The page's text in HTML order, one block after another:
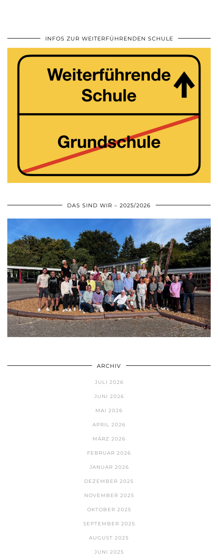
INFOS ZUR WEITERFÜHRENDEN SCHULE
DAS SIND WIR – 2025/2026
ARCHIV
JULI 2026
JUNI 2026
MAI 2026
APRIL 2026
MÄRZ 2026
FEBRUAR 2026
JANUAR 2026
DEZEMBER 2025
NOVEMBER 2025
OKTOBER 2025
SEPTEMBER 2025
AUGUST 2025
JUNI 2025